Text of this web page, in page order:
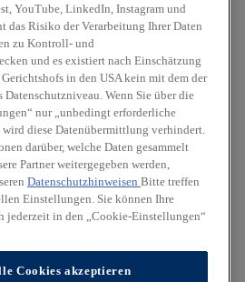
YouTube, LinkedIn, Instagram und
das Risiko der Verarbeitung Ihrer Daten
zu Kontroll- und
und es existiert nach Einschätzung
in den USA kein mit dem der
Datenschutzniveau. Wenn Sie über die
nur „unbedingt erforderliche
wird diese Datenübermittlung verhindert.
darüber, welche Daten gesammelt
Partner weitergegeben werden,
Datenschutzhinweisen Bitte treffen
Einstellungen. Sie können Ihre
jederzeit in den „Cookie-Einstellungen“
Cookies akzeptieren